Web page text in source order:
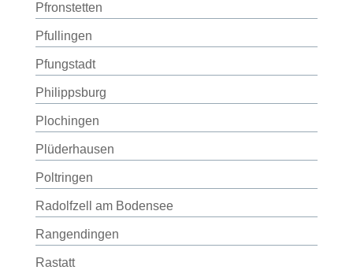
Pfronstetten
Pfullingen
Pfungstadt
Philippsburg
Plochingen
Plüderhausen
Poltringen
Radolfzell am Bodensee
Rangendingen
Rastatt